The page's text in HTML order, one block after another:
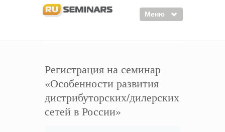
Меню
Курсы
Тренинги
Организаторы
Регистрация на семинар
«Особенности развития
дистрибуторских/дилерских
сетей в России»